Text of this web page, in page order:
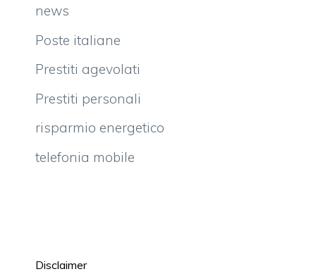
news
Poste italiane
Prestiti agevolati
Prestiti personali
risparmio energetico
telefonia mobile
Disclaimer